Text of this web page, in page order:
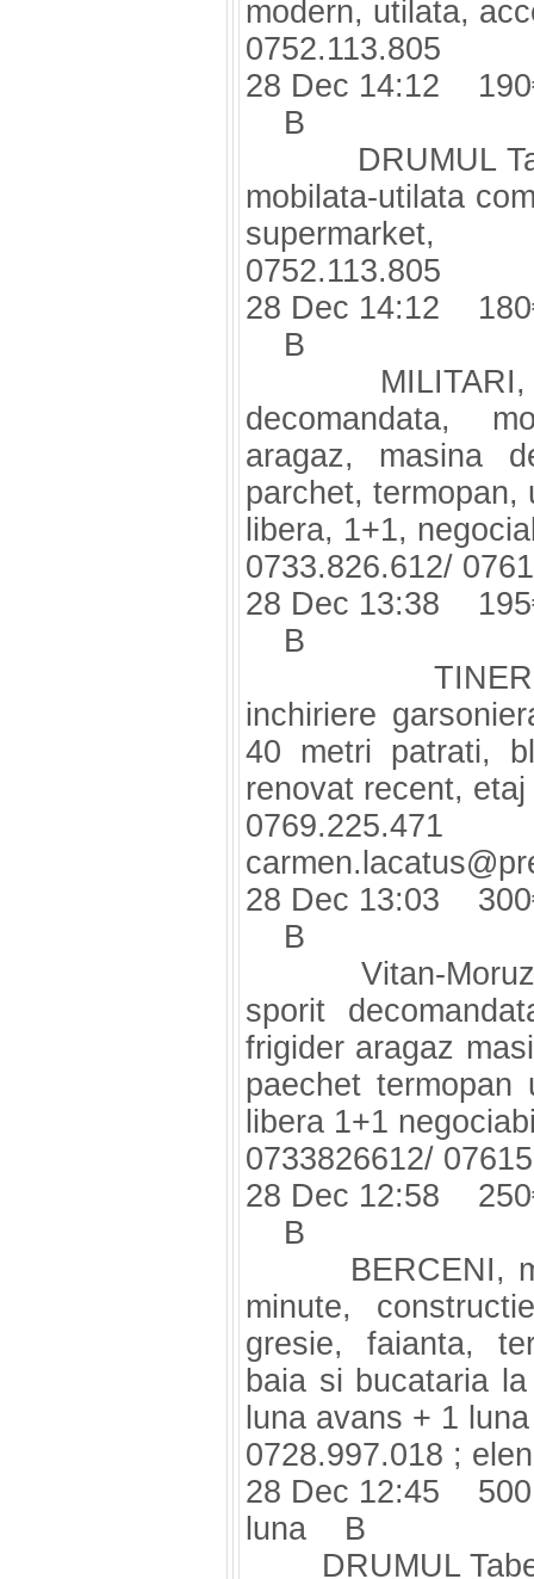
modern, utilata,
0752.113.805
28 Dec 14:12
B
DRUMUL
mobilata-utilata
supermarket,
0752.113.805
28 Dec 14:12
B
MILITARI,
decomandata,
aragaz, masina
parchet, termopan,
libera, 1+1,
0733.826.612/
28 Dec 13:38
B
inchiriere
40 metri patrati,
renovat recent,
28 Dec 13:03
B
Vitan-Moruzzi
sporit
frigider aragaz
paechet
libera 1+1
0733826612/
28 Dec 12:58
B
BERCENI,
minute,
gresie, faianta,
baia si bucataria
luna avans + 1
0728.997.018 ;
28 Dec 12:45
luna B
DRUMUL